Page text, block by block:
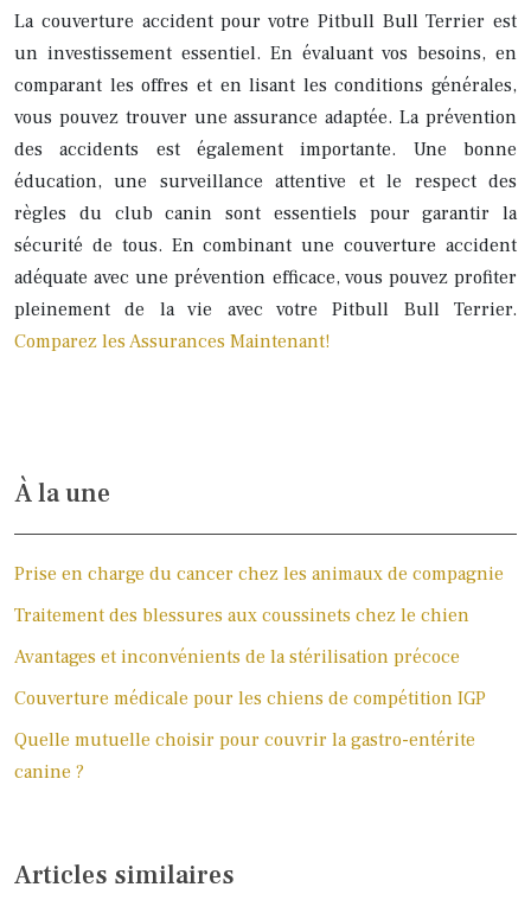
La couverture accident pour votre Pitbull Bull Terrier est
un investissement essentiel. En évaluant vos besoins, en
comparant les offres et en lisant les conditions générales,
vous pouvez trouver une assurance adaptée. La prévention
des accidents est également importante. Une bonne
éducation, une surveillance attentive et le respect des
règles du club canin sont essentiels pour garantir la
sécurité de tous. En combinant une couverture accident
adéquate avec une prévention efficace, vous pouvez profiter
pleinement de la vie avec votre Pitbull Bull Terrier.
Comparez les Assurances Maintenant!
À la une
Prise en charge du cancer chez les animaux de compagnie
Traitement des blessures aux coussinets chez le chien
Avantages et inconvénients de la stérilisation précoce
Couverture médicale pour les chiens de compétition IGP
Quelle mutuelle choisir pour couvrir la gastro-entérite
canine ?
Articles similaires